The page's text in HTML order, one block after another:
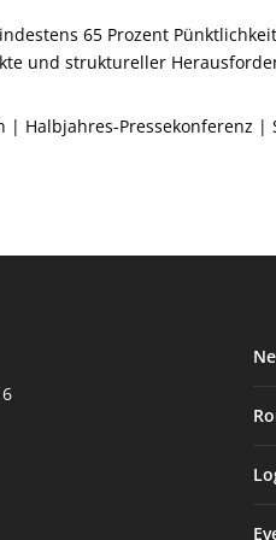
65 Prozent
und struktureller
| Halbjahres-Pressekonferenz |